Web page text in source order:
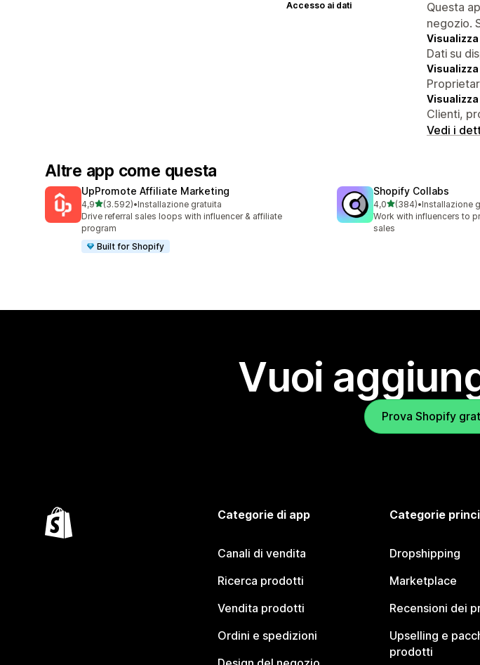
Accesso ai dati
Questa
negozio.
Dati su
Visualizza
Clienti,
Vedi i
Altre app come questa
UpPromote Affiliate Marketing
4,9stelle su 5
(3.592)
3592 recensioni totali
•Installazione gratuita
Drive referral sales loops with influencer & affiliate
program
Built for Shopify
Shopify Collabs
4,0stelle su 5
(384)
384 recensioni totali
•Installazione
Work with influencers to
sales
Vuoi
Prova Shopify
Categorie di app
Canali di vendita
Ricerca prodotti
Vendita prodotti
Ordini e spedizioni
Categorie
Dropshipping
Marketplace
Recensioni dei
Upselling e
prodotti